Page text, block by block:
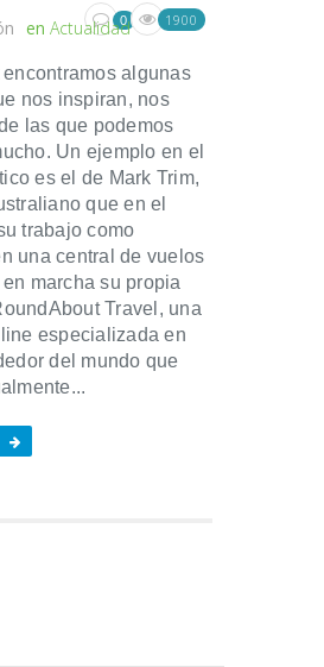
en Actualidad
0 1900
encontramos algunas
nos inspiran, nos
las que podemos
Un ejemplo en el
es el de Mark Trim,
que en el
trabajo como
una central de vuelos
marcha su propia
Travel, una
especializada en
del mundo que